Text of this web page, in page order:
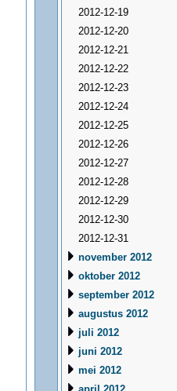
2012-12-19
2012-12-20
2012-12-21
2012-12-22
2012-12-23
2012-12-24
2012-12-25
2012-12-26
2012-12-27
2012-12-28
2012-12-29
2012-12-30
2012-12-31
november 2012
oktober 2012
september 2012
augustus 2012
juli 2012
juni 2012
mei 2012